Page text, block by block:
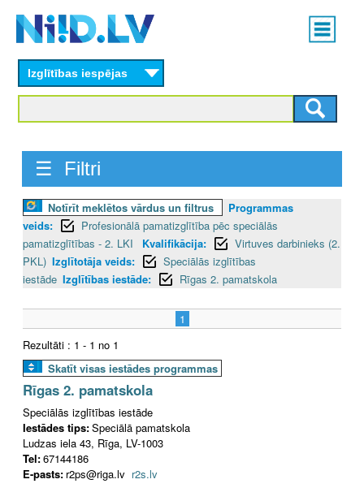
content
Main
menu
Izglītības iespējas
☰ Filtri
Notīrīt meklētos vārdus un filtrus
Programmas
veids:
Profesionālā pamatizglītība pēc speciālās
pamatizglītības - 2. LKI
Kvalifikācija:
Virtuves darbinieks (2.
PKL) Izglītotāja veids:
Speciālās izglītības
iestāde Izglītības iestāde: Rīgas 2. pamatskola
1
Rezultāti : 1 - 1 no 1
Skatīt visas iestādes programmas
Rīgas 2. pamatskola
Speciālās izglītības iestāde
Iestādes tips:Speciālā pamatskola
Ludzas iela 43, Rīga, LV-1003
Tel:67144186
E-pasts: r2ps@riga.lv r2s.lv